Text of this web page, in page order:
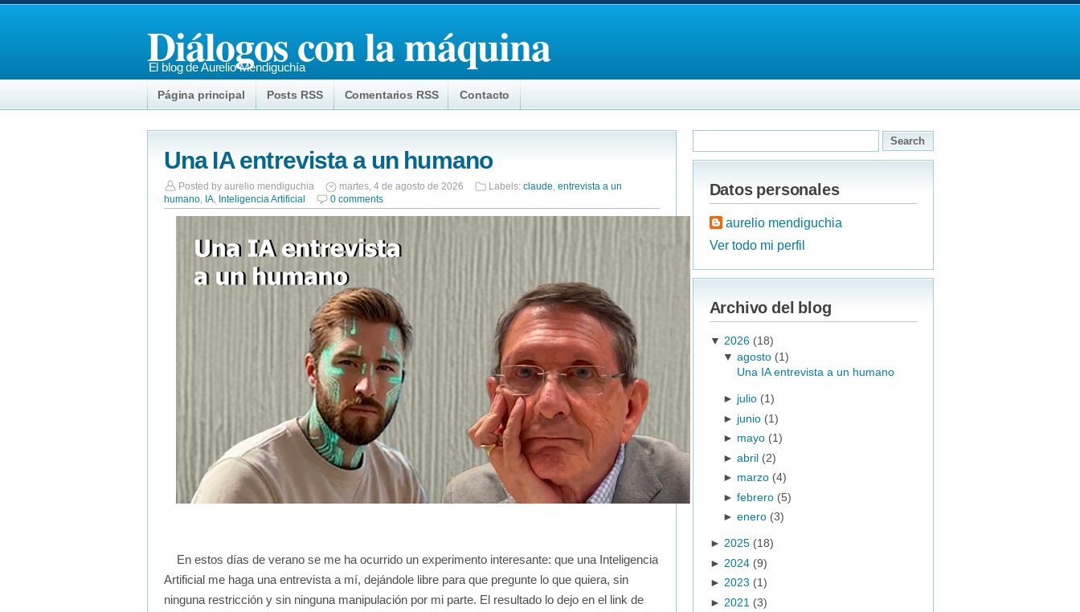
Diálogos con la máquina
El blog de Aurelio Mendiguchía
Página principal Posts RSS Comentarios RSS Contacto
Una IA entrevista a un humano
Posted by aurelio mendiguchia martes, 4 de agosto de 2026 Labels: claude, entrevista a un
humano, IA, Inteligencia Artificial 0 comments
En estos días de verano se me ha ocurrido un experimento interesante: que una Inteligencia
Artificial me haga una entrevista a mí, dejándole libre para que pregunte lo que quiera, sin
ninguna restricción y sin ninguna manipulación por mi parte. El resultado lo dejo en el link de
Datos personales
aurelio mendiguchia
Ver todo mi perfil
Archivo del blog
▼ 2026 (18)
▼agosto (1)
Una IA entrevista a un humano
► julio (1)
► junio (1)
► mayo (1)
►abril (2)
► marzo (4)
►febrero (5)
►enero (3)
► 2025 (18)
► 2024 (9)
► 2023 (1)
► 2021 (3)